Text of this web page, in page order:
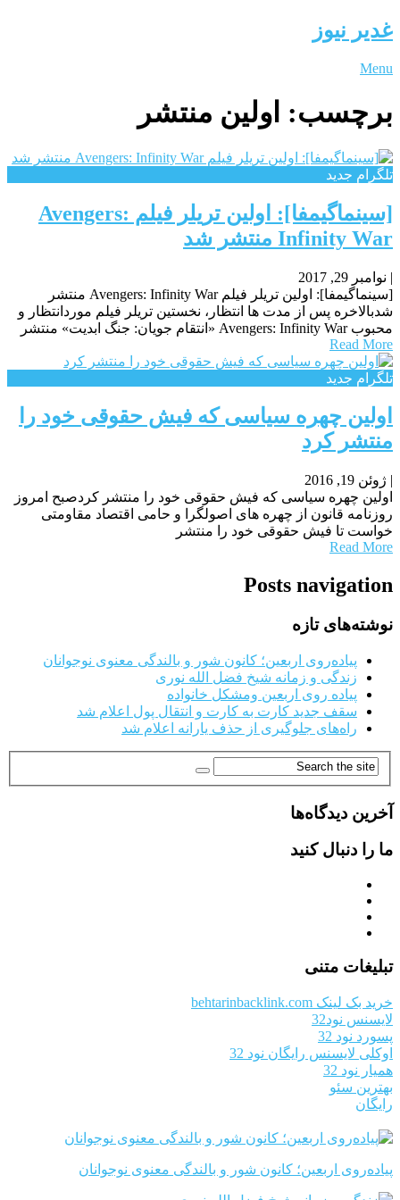
غدیر نیوز
Menu
برچسب: اولین منتشر
تلگرام جدید
[سینماگیمفا]: اولین تریلر فیلم Avengers:
Infinity War منتشر شد
| نوامبر 29, 2017
[سینماگیمفا]: اولین تریلر فیلم Avengers: Infinity War منتشر
شدبالاخره پس از مدت ها انتظار، نخستین تریلر فیلم موردانتظار و
محبوب Avengers: Infinity War «انتقام جویان: جنگ ابدیت» منتشر
Read More
تلگرام جدید
اولین چهره سیاسی که فیش حقوقی خود را
منتشر کرد
| ژوئن 19, 2016
اولین چهره سیاسی که فیش حقوقی خود را منتشر کردصبح امروز
روزنامه قانون از چهره های اصولگرا و حامی اقتصاد مقاومتی
خواست تا فیش حقوقی خود را منتشر
Read More
Posts navigation
نوشته‌های تازه
پیاده‌روی اربعین؛ کانون شور و بالندگی معنوی نوجوانان
زندگی و زمانه شیخ فضل الله نوری
پیاده روی اربعین ومشکل خانواده
سقف جدید کارت به کارت و انتقال پول اعلام شد
راه‌های جلوگیری از حذف یارانه اعلام شد
آخرین دیدگاه‌ها
ما را دنبال کنید
تبلیغات متنی
خرید بک لینک behtarinbacklink.com
لایسنس نود32
پسورد نود 32
اوکلی لایسنس رایگان نود 32
همیار نود 32
بهترین سئو
رایگان
پیاده‌روی اربعین؛ کانون شور و بالندگی معنوی نوجوانان